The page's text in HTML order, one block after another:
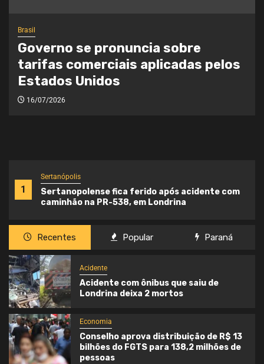
1
Sertanópolis
Sertanopolense fica ferido após acidente com
caminhão na PR-538, em Londrina
Brasil
Governo se pronuncia sobre
tarifas comerciais aplicadas pelos
Estados Unidos
16/07/2026
Recentes Popular Paraná
Acidente
Acidente com ônibus que saiu de
Londrina deixa 2 mortos
Economia
Conselho aprova distribuição de R$ 13
bilhões do FGTS para 138,2 milhões de
pessoas